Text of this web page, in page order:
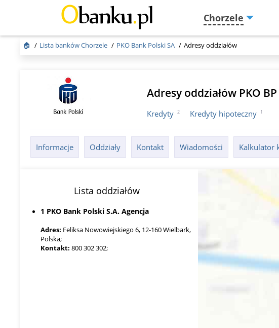
Chorzele
🏠 Lista banków Chorzele PKO Bank Polski SA Adresy oddziałów
Adresy oddziałów PKO
Kredyty 2 Kredyty hipoteczny 1
Informacje Oddziały Kontakt Wiadomości Kalkulator
Lista oddziałów
1 PKO Bank Polski S.A. Agencja
Adres: Feliksa Nowowiejskiego 6, 12-160 Wielbark,
Polska;
Kontakt: 800 302 302;